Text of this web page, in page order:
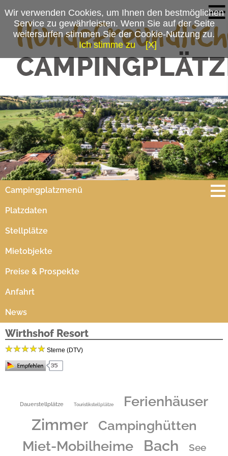
Campingplatzmenü
Platzdaten
Stellplätze
Mietobjekte
Preise & Prospekte
Anfahrt
News
Wirthshof Resort
Sterne (DTV)
Wirthshof für Jedermann viel Abwechslung und tolle Freizeitmöglichkeiten.
Unsere Saunalandschaft und der Massagebereich laden zum Entspannen und Relaxen ein.
Das individuelle und abwechslungsreiche Bewegungsangebot unter professioneller
Anleitung wie z.B: QiGong, Wohlfühlgymnastik oder Yoga findet täglich statt. Für die
schlechtes Wetter steht unseren kleinen Gästen eine Indoor-Spielscheune zur Verfügung.
Dauerstellplätze Touristikstellplätze Ferienhäuser
Zimmer
Campinghütten
Miet-Mobilheime
Bach See
Wir verwenden Cookies, um Ihnen den bestmöglichen
Service zu gewährleisten. Wenn Sie auf der Seite
weitersurfen stimmen Sie der Cookie-Nutzung zu.
Ich stimme zu
[X]